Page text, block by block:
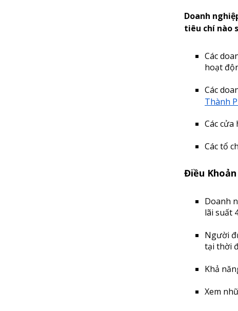
Doanh
tiêu chí nào
Các
hoạt
Các
Thành
Các cửa
Các tổ
Điều
Doanh
lãi suất
Người
tại thời
Khả
Xem